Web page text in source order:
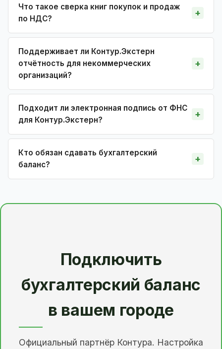
Что такое сверка книг покупок и продаж
по НДС?
Поддерживает ли Контур.Экстерн
отчётность для некоммерческих
организаций?
Подходит ли электронная подпись от ФНС
для Контур.Экстерн?
Кто обязан сдавать бухгалтерский
баланс?
Подключить
бухгалтерский баланс
в вашем городе
Официальный партнёр Контура. Настройка